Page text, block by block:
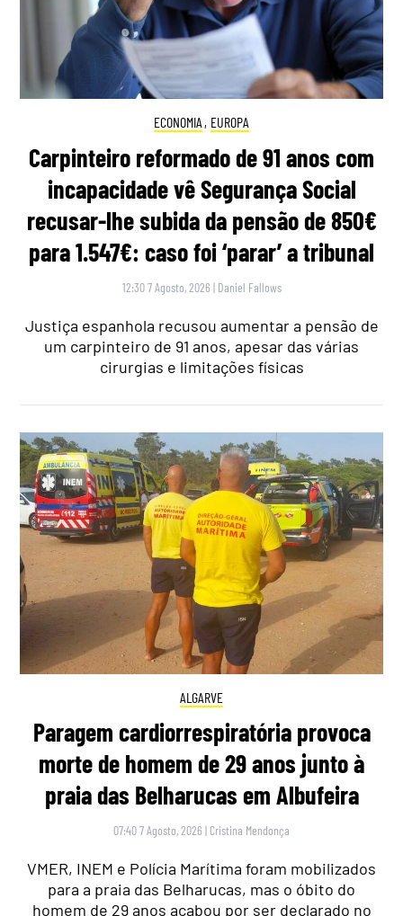
ECONOMIA , EUROPA
Carpinteiro reformado de 91 anos com
incapacidade vê Segurança Social
recusar-lhe subida da pensão de 850€
para 1.547€: caso foi ‘parar’ a tribunal
12:30 7 Agosto, 2026 | Daniel Fallows
Justiça espanhola recusou aumentar a pensão de
um carpinteiro de 91 anos, apesar das várias
cirurgias e limitações físicas
ALGARVE
Paragem cardiorrespiratória provoca
morte de homem de 29 anos junto à
praia das Belharucas em Albufeira
07:40 7 Agosto, 2026 | Cristina Mendonça
VMER, INEM e Polícia Marítima foram mobilizados
para a praia das Belharucas, mas o óbito do
homem de 29 anos acabou por ser declarado no